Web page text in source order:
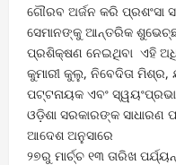
ଗୌରବ ଅର୍ଜନ କରି ପ୍ରଶଂସା
ସେମାନଙ୍କୁ ଆନ୍ତରିକ
ପ୍ରଶିକ୍ଷଣ ନେଇଥିବା ଏହି
କୁମାରୀ କୁଲୁ, ନିବେଦିତା ମିଶ୍ର,
ପଟ୍ଟନାୟକ ଏବଂ ସ୍ୱୟଂପ୍ରଭା
ଓଡ଼ିଶା ସରକାରଙ୍କ ସାଧାରଣ
ଆଦେଶ ଅନୁସାରେ ଏହି
୨୭ରୁ ମାର୍ଚ୍ଚ ୧୩ ତାରିଖ